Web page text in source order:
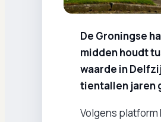
De Groningse
midden houdt
waarde in
tientallen jaren
Volgens platform